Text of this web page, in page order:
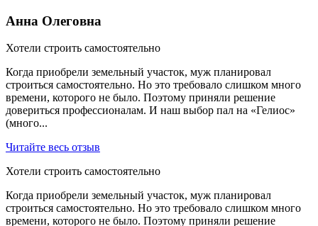
Анна Олеговна
Хотели строить самостоятельно
Когда приобрели земельный участок, муж планировал
строиться самостоятельно. Но это требовало слишком много
времени, которого не было. Поэтому приняли решение
довериться профессионалам. И наш выбор пал на «Гелиос»
(много...
Читайте весь отзыв
Хотели строить самостоятельно
Когда приобрели земельный участок, муж планировал
строиться самостоятельно. Но это требовало слишком много
времени, которого не было. Поэтому приняли решение